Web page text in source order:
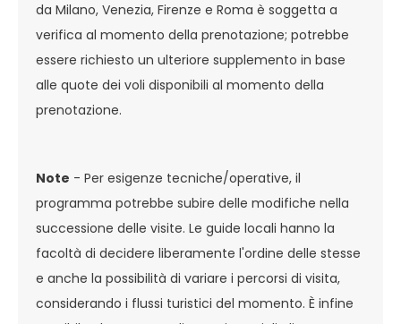
da Milano, Venezia, Firenze e Roma è soggetta a
verifica al momento della prenotazione; potrebbe
essere richiesto un ulteriore supplemento in base
alle quote dei voli disponibili al momento della
prenotazione.
Note - Per esigenze tecniche/operative, il
programma potrebbe subire delle modifiche nella
successione delle visite. Le guide locali hanno la
facoltà di decidere liberamente l'ordine delle stesse
e anche la possibilità di variare i percorsi di visita,
considerando i flussi turistici del momento. È infine